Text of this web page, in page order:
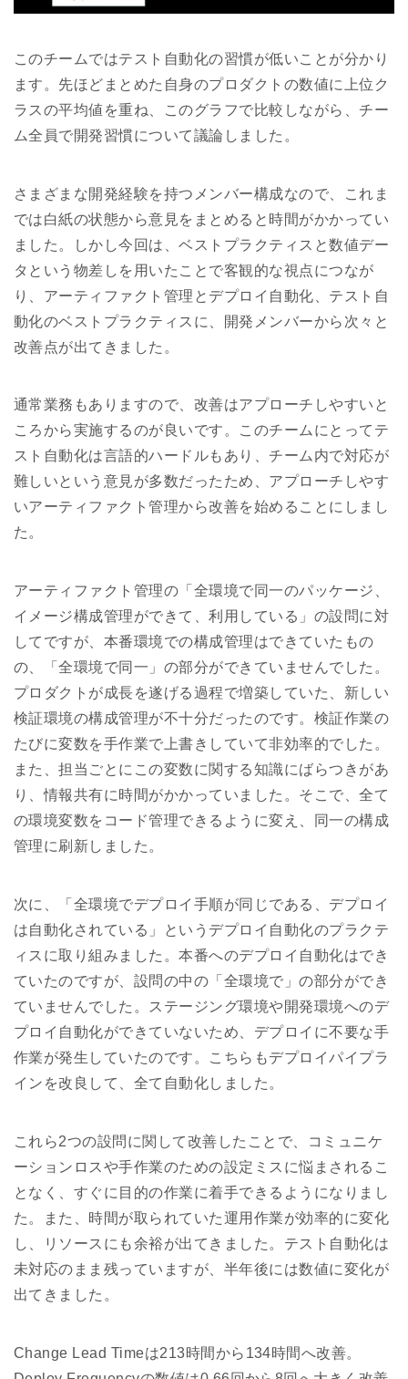
このチームではテスト自動化の習慣が低いことが分かり
ます。先ほどまとめた自身のプロダクトの数値に上位ク
ラスの平均値を重ね、このグラフで比較しながら、チー
ム全員で開発習慣について議論しました。
さまざまな開発経験を持つメンバー構成なので、これま
では白紙の状態から意見をまとめると時間がかかってい
ました。しかし今回は、ベストプラクティスと数値デー
タという物差しを用いたことで客観的な視点につなが
り、アーティファクト管理とデプロイ自動化、テスト自
動化のベストプラクティスに、開発メンバーから次々と
改善点が出てきました。
通常業務もありますので、改善はアプローチしやすいと
ころから実施するのが良いです。このチームにとってテ
スト自動化は言語的ハードルもあり、チーム内で対応が
難しいという意見が多数だったため、アプローチしやす
いアーティファクト管理から改善を始めることにしまし
た。
アーティファクト管理の「全環境で同一のパッケージ、
イメージ構成管理ができて、利用している」の設問に対
してですが、本番環境での構成管理はできていたもの
の、「全環境で同一」の部分ができていませんでした。
プロダクトが成長を遂げる過程で増築していた、新しい
検証環境の構成管理が不十分だったのです。検証作業の
たびに変数を手作業で上書きしていて非効率的でした。
また、担当ごとにこの変数に関する知識にばらつきがあ
り、情報共有に時間がかかっていました。そこで、全て
の環境変数をコード管理できるように変え、同一の構成
管理に刷新しました。
次に、「全環境でデプロイ手順が同じである、デプロイ
は自動化されている」というデプロイ自動化のプラクテ
ィスに取り組みました。本番へのデプロイ自動化はでき
ていたのですが、設問の中の「全環境で」の部分ができ
ていませんでした。ステージング環境や開発環境へのデ
プロイ自動化ができていないため、デプロイに不要な手
作業が発生していたのです。こちらもデプロイパイプラ
インを改良して、全て自動化しました。
これら2つの設問に関して改善したことで、コミュニケ
ーションロスや手作業のための設定ミスに悩まされるこ
となく、すぐに目的の作業に着手できるようになりまし
た。また、時間が取られていた運用作業が効率的に変化
し、リソースにも余裕が出てきました。テスト自動化は
未対応のまま残っていますが、半年後には数値に変化が
出てきました。
Change Lead Timeは213時間から134時間へ改善。